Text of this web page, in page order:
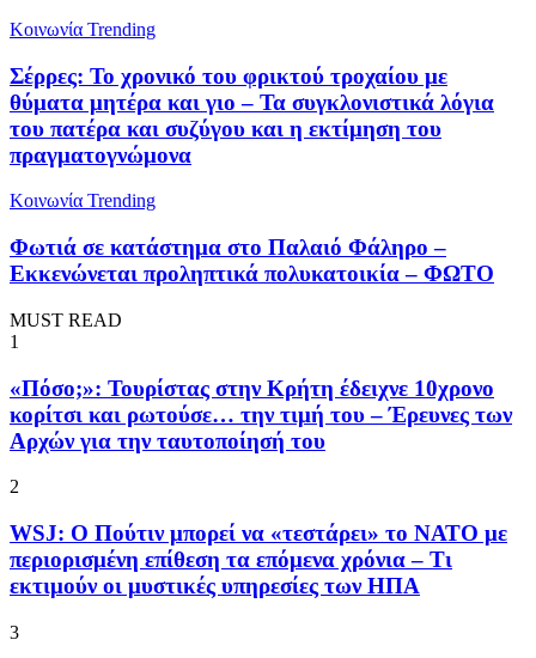
Κοινωνία Trending
Σέρρες: Το χρονικό του φρικτού τροχαίου με
θύματα μητέρα και γιο – Τα συγκλονιστικά λόγια
του πατέρα και συζύγου και η εκτίμηση του
πραγματογνώμονα
Κοινωνία Trending
Φωτιά σε κατάστημα στο Παλαιό Φάληρο –
Εκκενώνεται προληπτικά πολυκατοικία – ΦΩΤΟ
MUST READ
1
«Πόσο;»: Τουρίστας στην Κρήτη έδειχνε 10χρονο
κορίτσι και ρωτούσε… την τιμή του – Έρευνες των
Αρχών για την ταυτοποίησή του
2
WSJ: Ο Πούτιν μπορεί να «τεστάρει» το ΝΑΤΟ με
περιορισμένη επίθεση τα επόμενα χρόνια – Τι
εκτιμούν οι μυστικές υπηρεσίες των ΗΠΑ
3